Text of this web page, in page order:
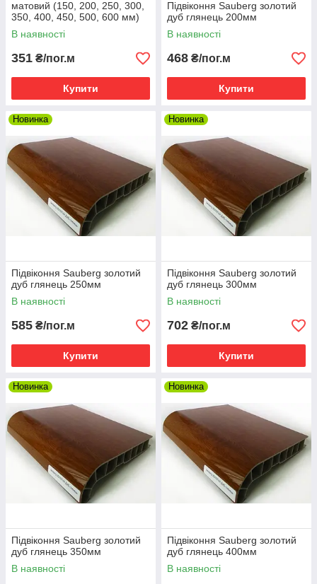
матовий (150, 200, 250, 300,
350, 400, 450, 500, 600 мм)
В наявності
351 ₴/пог.м
Купити
Підвіконня Sauberg золотий
дуб глянець 200мм
В наявності
468 ₴/пог.м
Купити
Новинка
Підвіконня Sauberg золотий
дуб глянець 250мм
В наявності
585 ₴/пог.м
Купити
Новинка
Підвіконня Sauberg золотий
дуб глянець 300мм
В наявності
702 ₴/пог.м
Купити
Новинка
Підвіконня Sauberg золотий
дуб глянець 350мм
В наявності
Новинка
Підвіконня Sauberg золотий
дуб глянець 400мм
В наявності